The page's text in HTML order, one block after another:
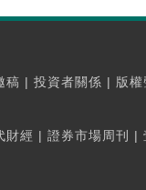
稿 | 投資者關係 | 版權
財經 | 證券市場周刊 |